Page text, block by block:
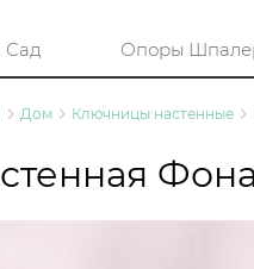
Сад Опоры
Дом Ключницы настенные